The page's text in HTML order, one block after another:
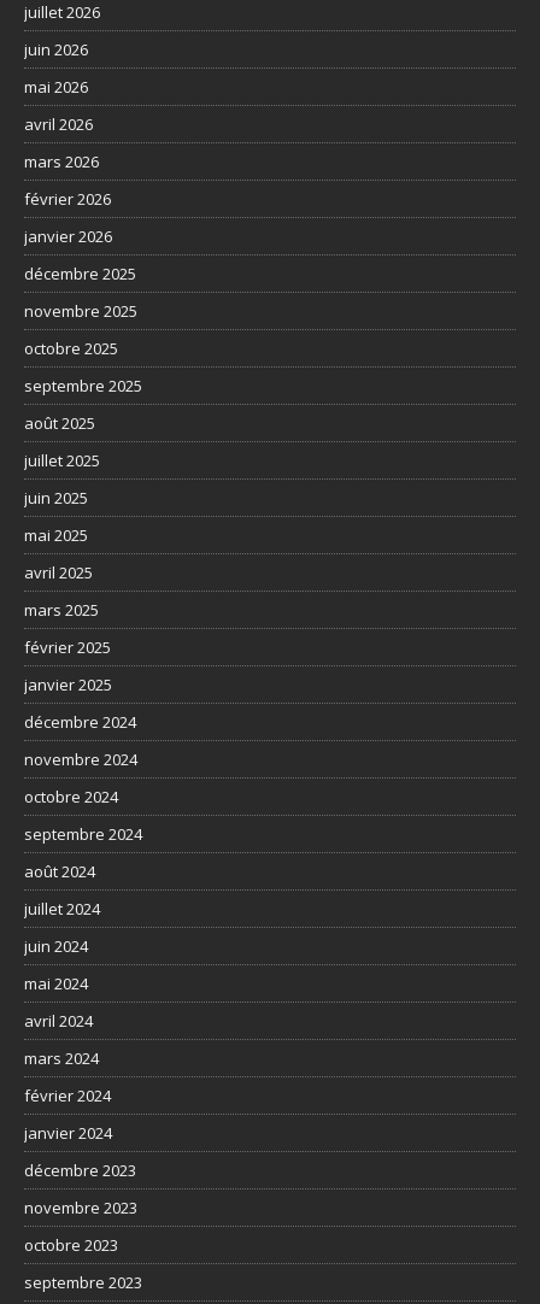
juillet 2026
juin 2026
mai 2026
avril 2026
mars 2026
février 2026
janvier 2026
décembre 2025
novembre 2025
octobre 2025
septembre 2025
août 2025
juillet 2025
juin 2025
mai 2025
avril 2025
mars 2025
février 2025
janvier 2025
décembre 2024
novembre 2024
octobre 2024
septembre 2024
août 2024
juillet 2024
juin 2024
mai 2024
avril 2024
mars 2024
février 2024
janvier 2024
décembre 2023
novembre 2023
octobre 2023
septembre 2023